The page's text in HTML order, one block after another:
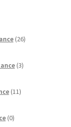
26izdelkov
3izdelki
11izdelkov
0izdelkov